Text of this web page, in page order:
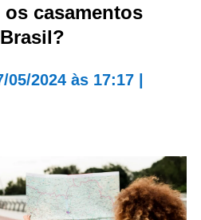
casamentos
05/2024 às 17:17|